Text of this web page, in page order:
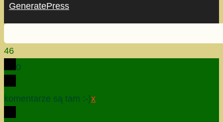
GeneratePress
46
0
komentarze są tam :-)x